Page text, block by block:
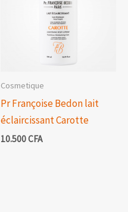
Cosmetique
Pr Françoise Bedon lait
éclaircissant Carotte
10.500CFA